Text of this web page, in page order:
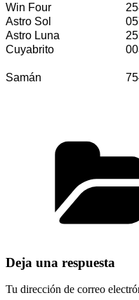
Win Four
Astro Sol
Astro Luna
Cuyabrito
Samán
Deja una respuesta
Tu dirección de correo